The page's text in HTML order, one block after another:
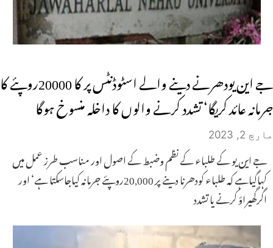
جے این یودھرنے دینے والے اسٹوڈنٹس پر کا 20000روپئے کا
جرمانہ عائد کریگا‘ تشدد کرنے والوں کا داخلہ منسوخ ہوگا
مارچ 2, 2023
جے این یو کے طلباء کے نظم وضبط کے اصول اور مناسب طرز عمل میں
کہاگیاہے کہ طلباء کودھرنا دینے پر 20,000روپئے جرمانہ کیاجاسکتا ہے‘ اور
اگرگھیراؤ کرنے یا تشدد